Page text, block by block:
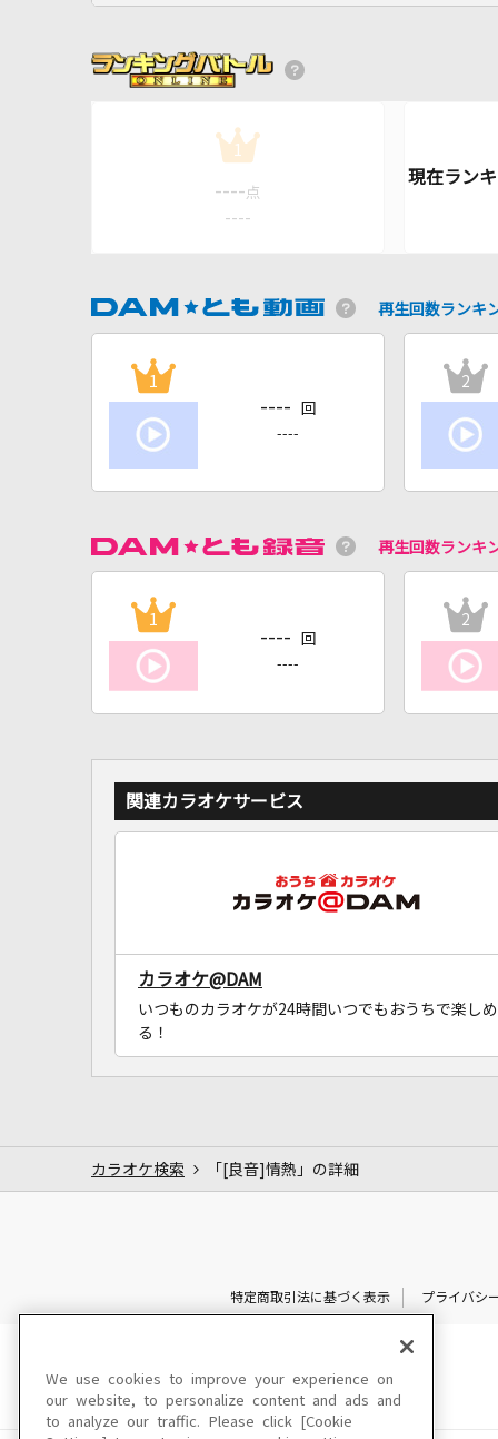
1
---- 点
----
再生回数ランキ
1
---- 回
----
2
再生回数ランキ
1
---- 回
----
2
関連カラオケサービス
カラオケ@DAM
いつものカラオケが24時間いつでもおうちで楽しめ
る！
カラオケ検索 「[良音]情熱」の詳細
特定商取引法に基づく表示 プライバシ
We use cookies to improve your experience on
our website, to personalize content and ads and
to analyze our traffic. Please click [Cookie